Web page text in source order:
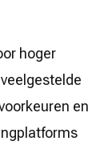
hoger
en